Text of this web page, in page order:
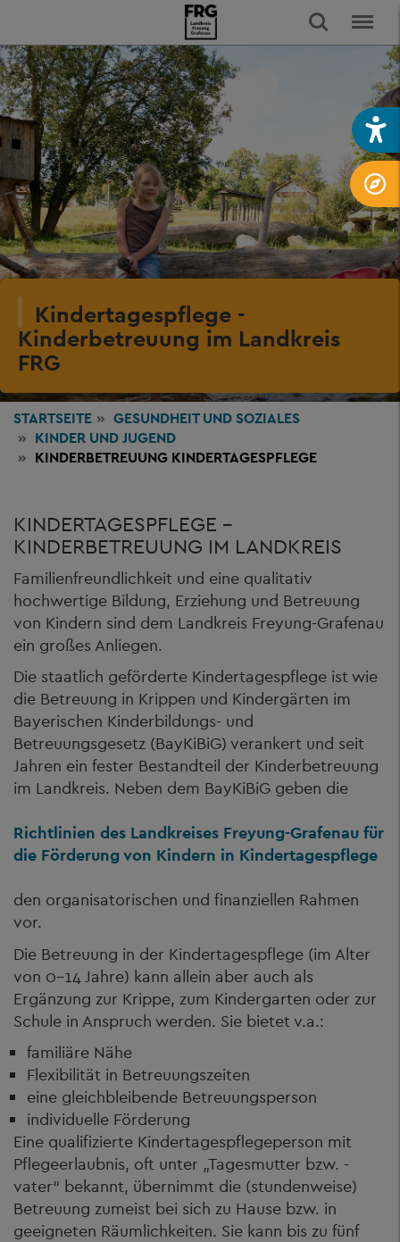
Kindertagespflege -
Kinderbetreuung im Landkreis
FRG
STARTSEITE GESUNDHEITUND SOZIALES
KINDER UND JUGEND
KINDERBETREUUNG KINDERTAGESPFLEGE
KINDERTAGESPFLEGE -
KINDERBETREUUNG IM LANDKREIS
Familienfreundlichkeit und eine qualitativ
hochwertige Bildung, Erziehung und Betreuung
von Kindern sind dem Landkreis Freyung-Grafenau
ein großes Anliegen.
Die staatlich geförderte Kindertagespflege ist wie
die Betreuung in Krippen und Kindergärten im
Bayerischen Kinderbildungs- und
Betreuungsgesetz (BayKiBiG) verankert und seit
Jahren ein fester Bestandteil der Kinderbetreuung
im Landkreis. Neben dem BayKiBiG geben die
Richtlinien des Landkreises Freyung-Grafenau für
die Förderung von Kindern in Kindertagespflege
den organisatorischen und finanziellen Rahmen
vor.
Die Betreuung in der Kindertagespflege (im Alter
von 0-14 Jahre) kann allein aber auch als
Ergänzung zur Krippe, zum Kindergarten oder zur
Schule in Anspruch werden. Sie bietet v.a.:
familiäre Nähe
Flexibilität in Betreuungszeiten
eine gleichbleibende Betreuungsperson
individuelle Förderung
Eine qualifizierte Kindertagespflegeperson mit
Pflegeerlaubnis, oft unter „Tagesmutter bzw. -
vater“ bekannt, übernimmt die (stundenweise)
Betreuung zumeist bei sich zu Hause bzw. in
geeigneten Räumlichkeiten. Sie kann bis zu fünf